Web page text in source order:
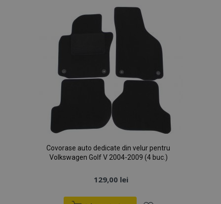
Dorințe
Covorase auto dedicate din velur pentru
Volkswagen Golf V 2004-2009 (4 buc.)
129,00 lei